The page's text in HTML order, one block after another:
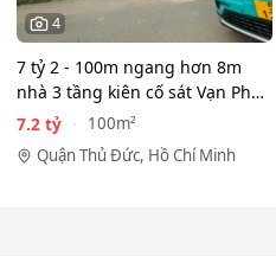
4
7 tỷ 2 - 100m ngang hơn 8m
nhà 3 tầng kiên cố sát Vạn Phúc
City - HẺM XE HƠI…
7.2 tỷ
100m²
Quận Thủ Đức, Hồ Chí Minh